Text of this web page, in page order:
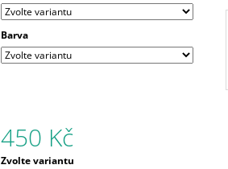
Barva
450 Kč
Měrná
Zvolte variantu